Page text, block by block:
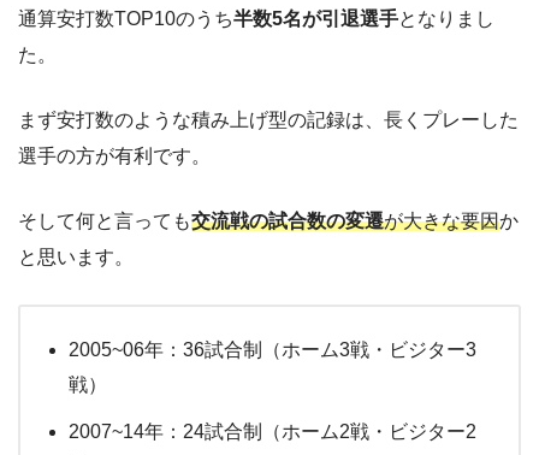
通算安打数TOP10のうち半数5名が引退選手となりまし
た。
まず安打数のような積み上げ型の記録は、長くプレーした
選手の方が有利です。
そして何と言っても交流戦の試合数の変遷が大きな要因か
と思います。
2005~06年：36試合制（ホーム3戦・ビジター3
戦）
2007~14年：24試合制（ホーム2戦・ビジター2